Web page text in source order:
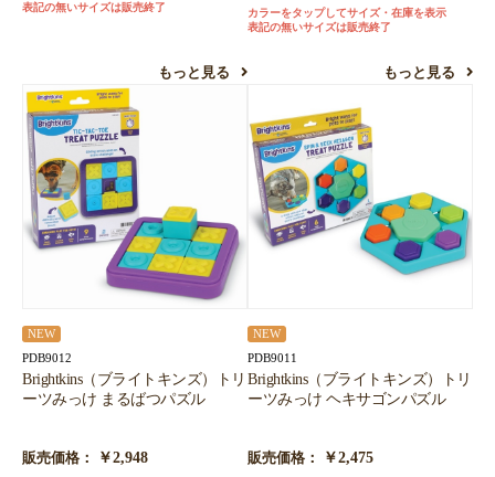
表記の無いサイズは販売終了
もっと見る
カラーをタップしてサイズ・在庫を表示
表記の無いサイズは販売終了
もっと見る
NEW
PDB9012
Brightkins（ブライトキンズ）トリ
ーツみっけ まるばつパズル
販売価格： ￥2,948
NEW
PDB9011
Brightkins（ブライトキンズ）トリ
ーツみっけ ヘキサゴンパズル
販売価格： ￥2,475